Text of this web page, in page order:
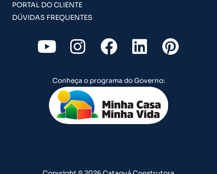
PORTAL DO CLIENTE
DÚVIDAS FREQUENTES
Y
o
u
t
u
b
I
n
s
t
a
g
F
a
c
e
b
o
L
i
n
k
e
d
P
i
Conheça o programa do Governo: